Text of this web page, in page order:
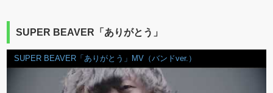
SUPER BEAVER「ありがとう」
SUPER BEAVER「ありがとう」MV（バンドver.）